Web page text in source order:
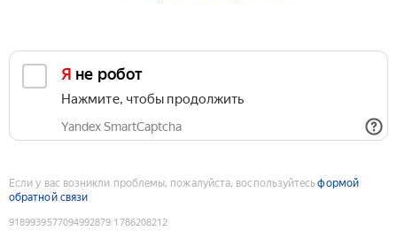
Я не робот
Нажмите, чтобы продолжить
Yandex SmartCaptcha
Если у вас возникли проблемы, пожалуйста, воспользуйтесьформой
обратной связи
9189939577094992879:1786208212